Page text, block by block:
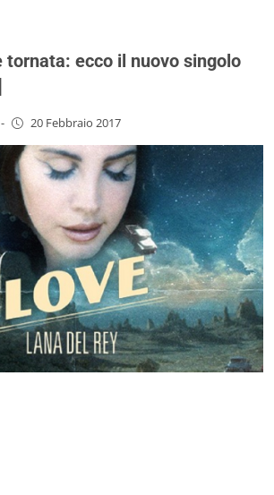
tornata: ecco il nuovo singolo
- 20 Febbraio 2017